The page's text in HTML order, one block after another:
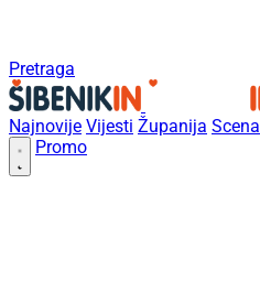
Pretraga
Najnovije Vijesti Županija Scena
Promo